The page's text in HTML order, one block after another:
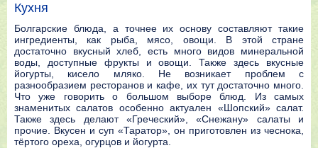
Кухня
Болгарские блюда, а точнее их основу составляют такие
ингредиенты, как рыба, мясо, овощи. В этой стране
достаточно вкусный хлеб, есть много видов минеральной
воды, доступные фрукты и овощи. Также здесь вкусные
йогурты, кисело мляко. Не возникает проблем с
разнообразием ресторанов и кафе, их тут достаточно много.
Что уже говорить о большом выборе блюд. Из самых
знаменитых салатов особенно актуален «Шопский» салат.
Также здесь делают «Греческий», «Снежану» салаты и
прочие. Вкусен и суп «Таратор», он приготовлен из чеснока,
тёртого ореха, огурцов и йогурта.